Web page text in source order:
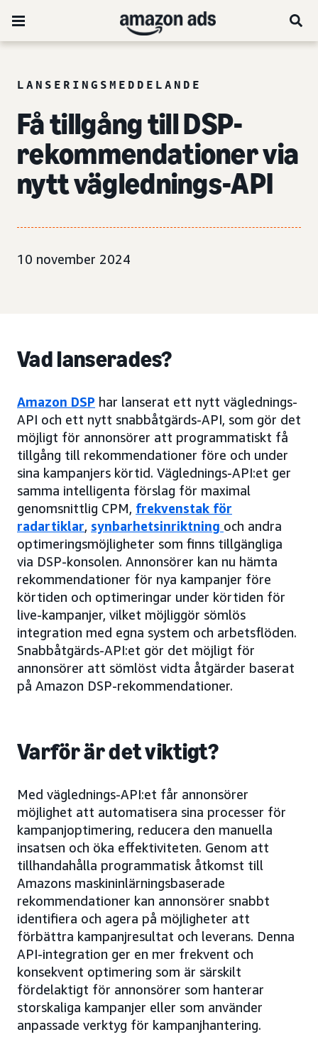
LANSERINGSMEDDELANDE
Få tillgång till DSP-
rekommendationer via
nytt väglednings-API
10 november 2024
Vad lanserades?
Amazon DSP har lanserat ett nytt väglednings-
API och ett nytt snabbåtgärds-API, som gör det
möjligt för annonsörer att programmatiskt få
tillgång till rekommendationer före och under
sina kampanjers körtid. Väglednings-API:et ger
samma intelligenta förslag för maximal
genomsnittlig CPM, frekvenstak för
radartiklar, synbarhetsinriktning och andra
optimeringsmöjligheter som finns tillgängliga
via DSP-konsolen. Annonsörer kan nu hämta
rekommendationer för nya kampanjer före
körtiden och optimeringar under körtiden för
live-kampanjer, vilket möjliggör sömlös
integration med egna system och arbetsflöden.
Snabbåtgärds-API:et gör det möjligt för
annonsörer att sömlöst vidta åtgärder baserat
på Amazon DSP-rekommendationer.
Varför är det viktigt?
Med väglednings-API:et får annonsörer
möjlighet att automatisera sina processer för
kampanjoptimering, reducera den manuella
insatsen och öka effektiviteten. Genom att
tillhandahålla programmatisk åtkomst till
Amazons maskininlärningsbaserade
rekommendationer kan annonsörer snabbt
identifiera och agera på möjligheter att
förbättra kampanjresultat och leverans. Denna
API-integration ger en mer frekvent och
konsekvent optimering som är särskilt
fördelaktigt för annonsörer som hanterar
storskaliga kampanjer eller som använder
anpassade verktyg för kampanjhantering.